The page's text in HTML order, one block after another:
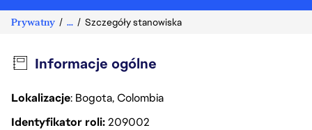
Prywatny ... Szczegóły stanowiska
Informacje ogólne
Lokalizacje: Bogota, Colombia
Identyfikator roli209002